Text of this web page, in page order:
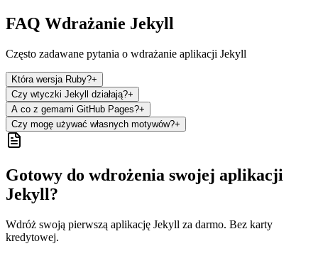
FAQ Wdrażanie Jekyll
Często zadawane pytania o wdrażanie aplikacji Jekyll
Która wersja Ruby?+
Czy wtyczki Jekyll działają?+
A co z gemami GitHub Pages?+
Czy mogę używać własnych motywów?+
Gotowy do wdrożenia swojej aplikacji
Jekyll?
Wdróż swoją pierwszą aplikację Jekyll za darmo. Bez karty
kredytowej.